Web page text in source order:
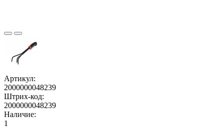
Артикул:
2000000048239
Штрих-код:
2000000048239
Наличие:
1